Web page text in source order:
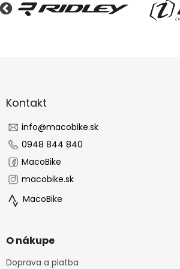
äKontakt
info@macobike.sk
0948 844 840
MacoBike
macobike.sk
MacoBike
O nákupe
Doprava a platba